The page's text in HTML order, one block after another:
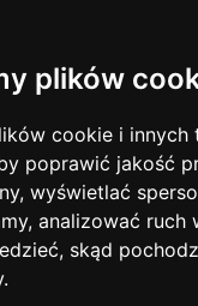
plików
cookie i innych
poprawić jakość
wyświetlać
analizować ruch
skąd
angielski 13744
12929
4886
niemiecki 4307
polski 3426
Online
więcej filtrów Filtruj